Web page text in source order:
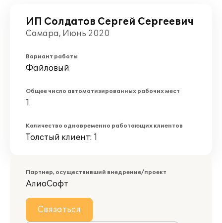
ИП Солдатов Сергей Сергеевич
Самара, Июнь 2020
Вариант работы
Файловый
Общее число автоматизированных рабочих мест
1
Количество одновременно работающих клиентов
Толстый клиент: 1
Партнер, осуществивший внедрение/проект
АлиоСофт
Связаться